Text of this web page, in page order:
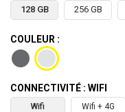
128 GB 256 GB
COULEUR :
CONNECTIVITÉ : WIFI
Wifi Wifi + 4G